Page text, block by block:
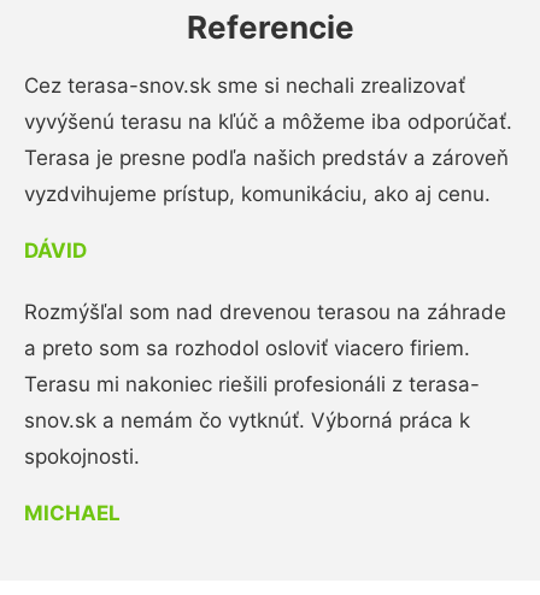
Referencie
Cez terasa-snov.sk sme si nechali zrealizovať
vyvýšenú terasu na kľúč a môžeme iba odporúčať.
Terasa je presne podľa našich predstáv a zároveň
vyzdvihujeme prístup, komunikáciu, ako aj cenu.
DÁVID
Rozmýšľal som nad drevenou terasou na záhrade
a preto som sa rozhodol osloviť viacero firiem.
Terasu mi nakoniec riešili profesionáli z terasa-
snov.sk a nemám čo vytknúť. Výborná práca k
spokojnosti.
MICHAEL